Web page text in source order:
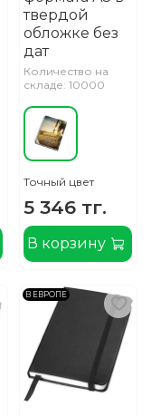
твердой
обложке без
дат
Количество на
складе: 10000
Точный цвет
5 346 тг.
В корзину
В ЕВРОПЕ